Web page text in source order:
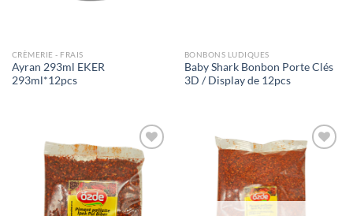
CRÈMERIE - FRAIS
Ayran 293ml EKER
293ml*12pcs
BONBONS LUDIQUES
Baby Shark Bonbon Porte Clés
3D / Display de 12pcs
Ajouter
à la liste
de
souhaits
Ajouter
à la liste
souhaits